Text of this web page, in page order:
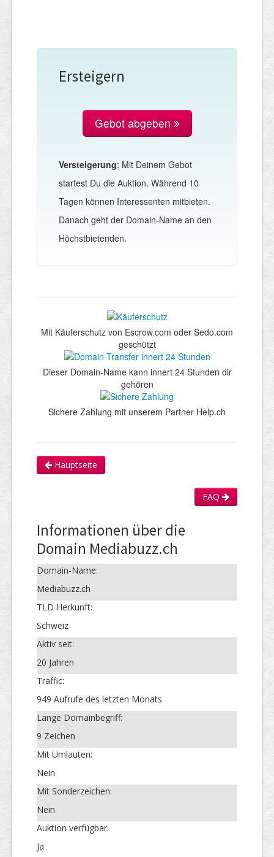
Ersteigern
Gebot abgeben
Versteigerung: Mit Deinem Gebot
startest Du die Auktion. Während 10
Tagen können Interessenten mitbieten.
Danach geht der Domain-Name an den
Höchstbietenden.
Mit Käuferschutz von Escrow.com oder Sedo.com
geschützt
Dieser Domain-Name kann innert 24 Stunden dir
gehören
Sichere Zahlung mit unserem Partner Help.ch
Hauptseite
FAQ
Informationen über die
Domain Mediabuzz.ch
Domain-Name:
Mediabuzz.ch
TLD Herkunft:
Schweiz
Aktiv seit:
20 Jahren
Traffic:
949 Aufrufe des letzten Monats
Länge Domainbegriff:
9 Zeichen
Mit Umlauten:
Nein
Mit Sonderzeichen:
Nein
Auktion verfügbar:
Ja